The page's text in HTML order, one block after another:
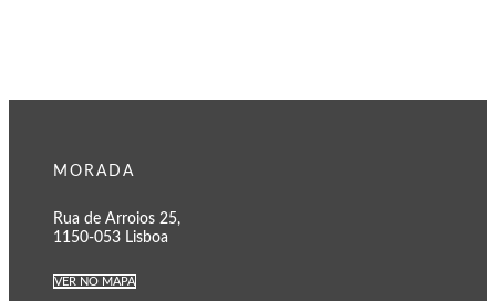
MORADA
Rua de Arroios 25,
1150-053 Lisboa
VER NO MAPA